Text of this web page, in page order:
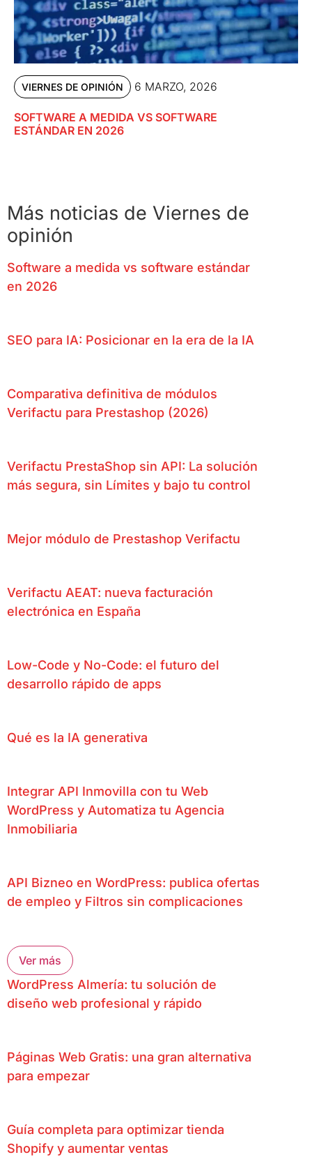
VIERNES DE OPINIÓN 6 MARZO, 2026
SOFTWARE A MEDIDA VS SOFTWARE
ESTÁNDAR EN 2026
Más noticias de Viernes de
opinión
Software a medida vs software estándar
en 2026
SEO para IA: Posicionar en la era de la IA
Comparativa definitiva de módulos
Verifactu para Prestashop (2026)
Verifactu PrestaShop sin API: La solución
más segura, sin Límites y bajo tu control
Mejor módulo de Prestashop Verifactu
Verifactu AEAT: nueva facturación
electrónica en España
Low-Code y No-Code: el futuro del
desarrollo rápido de apps
Qué es la IA generativa
Integrar API Inmovilla con tu Web
WordPress y Automatiza tu Agencia
Inmobiliaria
API Bizneo en WordPress: publica ofertas
de empleo y Filtros sin complicaciones
Ver más
WordPress Almería: tu solución de
diseño web profesional y rápido
Páginas Web Gratis: una gran alternativa
para empezar
Guía completa para optimizar tienda
Shopify y aumentar ventas